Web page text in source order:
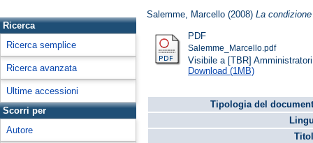
Ricerca
Ricerca semplice
Ricerca avanzata
Ultime accessioni
Scorri per
Autore
Salemme, Marcello (2008)La
PDF
Salemme_Marcello.pdf
Visibile a [TBR]
Download (1MB)
Tipologia del